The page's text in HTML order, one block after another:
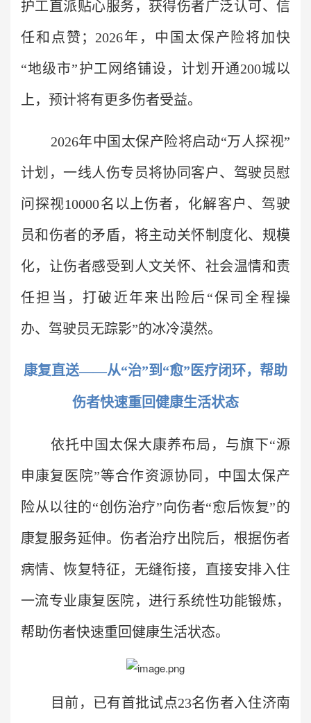
护工直派贴心服务，获得伤者广泛认可、信
任和点赞；2026年，中国太保产险将加快
“地级市”护工网络铺设，计划开通200城以
上，预计将有更多伤者受益。
2026年中国太保产险将启动“万人探视”
计划，一线人伤专员将协同客户、驾驶员慰
问探视10000名以上伤者，化解客户、驾驶
员和伤者的矛盾，将主动关怀制度化、规模
化，让伤者感受到人文关怀、社会温情和责
任担当，打破近年来出险后“保司全程操
办、驾驶员无踪影”的冰冷漠然。
康复直送——从“治”到“愈”医疗闭环，帮助
伤者快速重回健康生活状态
依托中国太保大康养布局，与旗下“源
申康复医院”等合作资源协同，中国太保产
险从以往的“创伤治疗”向伤者“愈后恢复”的
康复服务延伸。伤者治疗出院后，根据伤者
病情、恢复特征，无缝衔接，直接安排入住
一流专业康复医院，进行系统性功能锻炼，
帮助伤者快速重回健康生活状态。
目前，已有首批试点23名伤者入住济南